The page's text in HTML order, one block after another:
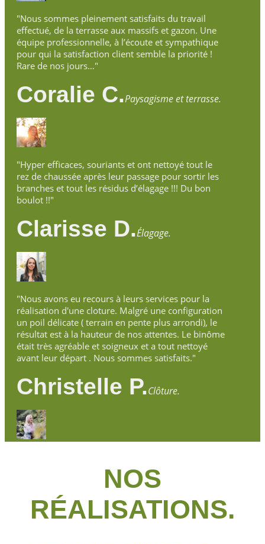
"Nous sommes pleinement satisfaits du travail
effectué, de la terrasse aux massifs et gazon. Une
équipe professionnelle, à l’écoute et sympathique
pour qui la satisfaction client semble la priorité !
Rare de nos jours…"
Coralie C.Paysagisme et terrasse.
"Hyper efficaces, souriants et ont nettoyé tout le
rez de chaussée après leur passage pour sortir les
branches et tout les résidus d’élagage !!! Du bon
boulot !!"
Clarisse D.Élagage.
"Nous avons eu recours à leurs services pour la
réalisation d'une cloture. Malgré une configuration
un poil délicate ( terrain en pente plus arrondi), le
résultat est à la hauteur de nos attentes. Le binôme
était très agréable et soigneux et a tout nettoyé
avant leur départ . Nous sommes satisfaits."
Christelle P.Clôture.
NOS
RÉALISATIONS.